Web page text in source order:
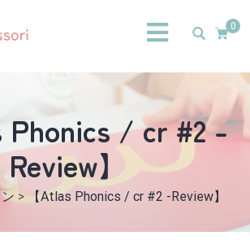
0
Phonics / cr #2 -
Review】
> 【Atlas Phonics / cr #2 -Review】